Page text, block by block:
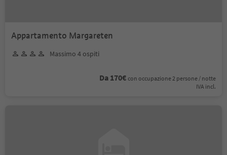
Appartamento Margareten
Massimo 4 ospiti
Da 170€ con occupazione 2 persone / notte
IVA incl.